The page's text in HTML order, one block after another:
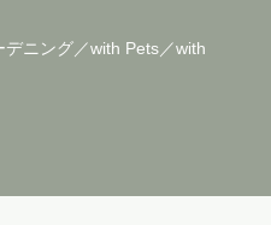
ニング／with Pets／with